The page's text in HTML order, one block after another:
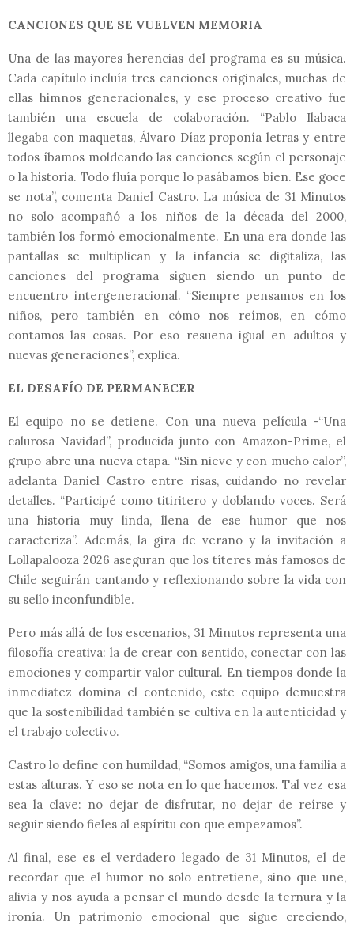
CANCIONES QUE SE VUELVEN MEMORIA
Una de las mayores herencias del programa es su música.
Cada capítulo incluía tres canciones originales, muchas de
ellas himnos generacionales, y ese proceso creativo fue
también una escuela de colaboración. “Pablo Ilabaca
llegaba con maquetas, Álvaro Díaz proponía letras y entre
todos íbamos moldeando las canciones según el personaje
o la historia. Todo fluía porque lo pasábamos bien. Ese goce
se nota”, comenta Daniel Castro. La música de 31 Minutos
no solo acompañó a los niños de la década del 2000,
también los formó emocionalmente. En una era donde las
pantallas se multiplican y la infancia se digitaliza, las
canciones del programa siguen siendo un punto de
encuentro intergeneracional. “Siempre pensamos en los
niños, pero también en cómo nos reímos, en cómo
contamos las cosas. Por eso resuena igual en adultos y
nuevas generaciones”, explica.
EL DESAFÍO DE PERMANECER
El equipo no se detiene. Con una nueva película -“Una
calurosa Navidad”, producida junto con Amazon-Prime, el
grupo abre una nueva etapa. “Sin nieve y con mucho calor”,
adelanta Daniel Castro entre risas, cuidando no revelar
detalles. “Participé como titiritero y doblando voces. Será
una historia muy linda, llena de ese humor que nos
caracteriza”. Además, la gira de verano y la invitación a
Lollapalooza 2026 aseguran que los títeres más famosos de
Chile seguirán cantando y reflexionando sobre la vida con
su sello inconfundible.
Pero más allá de los escenarios, 31 Minutos representa una
filosofía creativa: la de crear con sentido, conectar con las
emociones y compartir valor cultural. En tiempos donde la
inmediatez domina el contenido, este equipo demuestra
que la sostenibilidad también se cultiva en la autenticidad y
el trabajo colectivo.
Castro lo define con humildad, “Somos amigos, una familia a
estas alturas. Y eso se nota en lo que hacemos. Tal vez esa
sea la clave: no dejar de disfrutar, no dejar de reírse y
seguir siendo fieles al espíritu con que empezamos”.
Al final, ese es el verdadero legado de 31 Minutos, el de
recordar que el humor no solo entretiene, sino que une,
alivia y nos ayuda a pensar el mundo desde la ternura y la
ironía. Un patrimonio emocional que sigue creciendo,